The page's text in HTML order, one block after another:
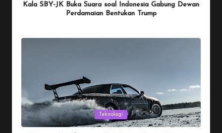
Kala SBY-JK Buka Suara soal Indonesia Gabung Dewan
Perdamaian Bentukan Trump
Posted
Teknologi